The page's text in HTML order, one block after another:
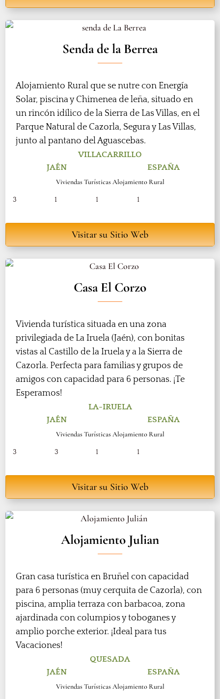
Senda de la Berrea
Alojamiento Rural que se nutre con Energía
Solar, piscina y Chimenea de leña, situado en
un rincón idílico de la Sierra de Las Villas, en el
Parque Natural de Cazorla, Segura y Las Villas,
junto al pantano del Aguascebas.
VILLACARRILLO
JAÉN
ESPAÑA
Viviendas Turísticas Alojamiento Rural
3 1 1 1
Visitar su Sitio Web
Casa El Corzo
Vivienda turística situada en una zona
privilegiada de La Iruela (Jaén), con bonitas
vistas al Castillo de la Iruela y a la Sierra de
Cazorla. Perfecta para familias y grupos de
amigos con capacidad para 6 personas. ¡Te
Esperamos!
LA-IRUELA
JAÉN
ESPAÑA
Viviendas Turísticas Alojamiento Rural
3 3 1 1
Visitar su Sitio Web
Alojamiento Julian
Gran casa turística en Bruñel con capacidad
para 6 personas (muy cerquita de Cazorla), con
piscina, amplia terraza con barbacoa, zona
ajardinada con columpios y toboganes y
amplio porche exterior. ¡Ideal para tus
Vacaciones!
QUESADA
JAÉN
ESPAÑA
Viviendas Turísticas Alojamiento Rural